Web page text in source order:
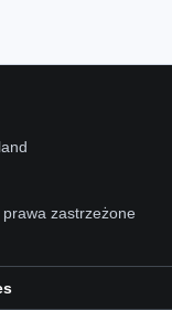
zastrzeżone